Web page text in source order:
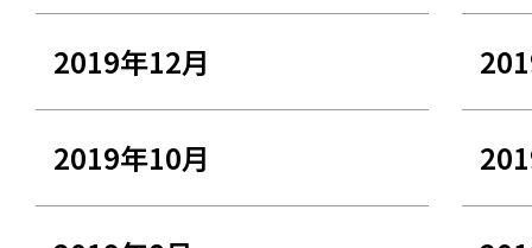
2019年12月
2019年10月